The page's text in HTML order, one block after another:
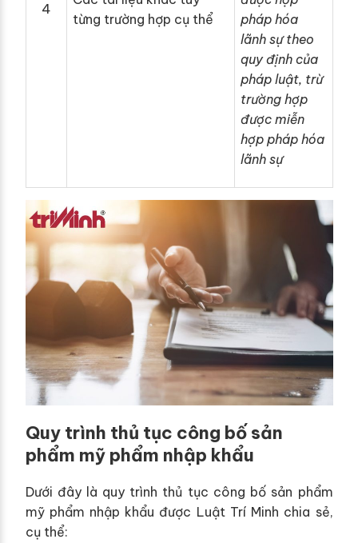
4
từng trường hợp cụ thể
pháp hóa
lãnh sự theo
quy định của
pháp luật, trừ
trường hợp
được miễn
hợp pháp hóa
lãnh sự
Quy trình thủ tục công bố sản
phẩm mỹ phẩm nhập khẩu
Dưới đây là quy trình thủ tục công bố sản phẩm
mỹ phẩm nhập khẩu được Luật Trí Minh chia sẻ,
cụ thể: